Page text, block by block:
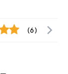
(6)